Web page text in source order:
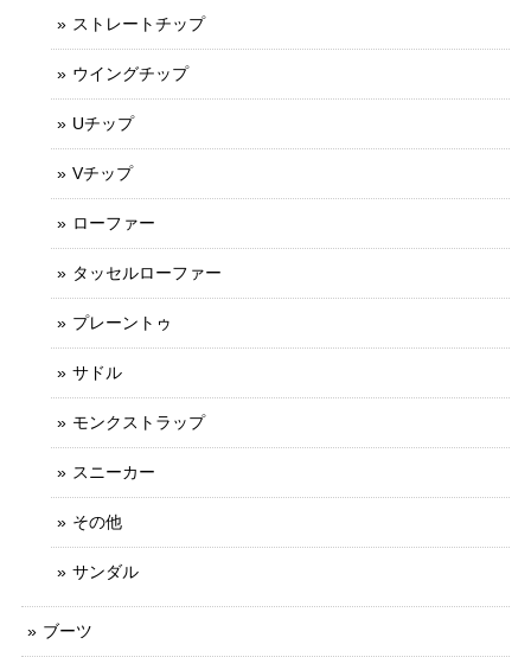
ストレートチップ
ウイングチップ
Uチップ
Vチップ
ローファー
タッセルローファー
プレーントゥ
サドル
モンクストラップ
スニーカー
その他
サンダル
ブーツ